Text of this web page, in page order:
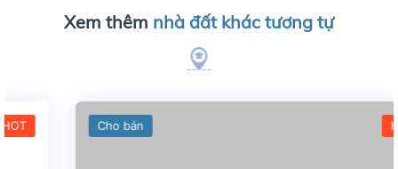
Xem thêm nhà đất khác tương tự